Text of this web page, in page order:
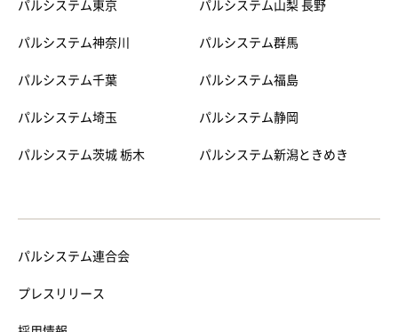
パルシステム東京
パルシステム神奈川
パルシステム千葉
パルシステム埼玉
パルシステム茨城 栃木
パルシステム山梨 長野
パルシステム群馬
パルシステム福島
パルシステム静岡
パルシステム新潟ときめき
パルシステム連合会
プレスリリース